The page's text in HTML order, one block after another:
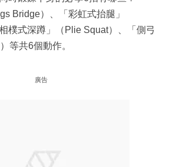
Bridge）、「彩虹式抬腿」
樸式深蹲」（Plie Squat）、「側弓
等共6個動作。
廣告